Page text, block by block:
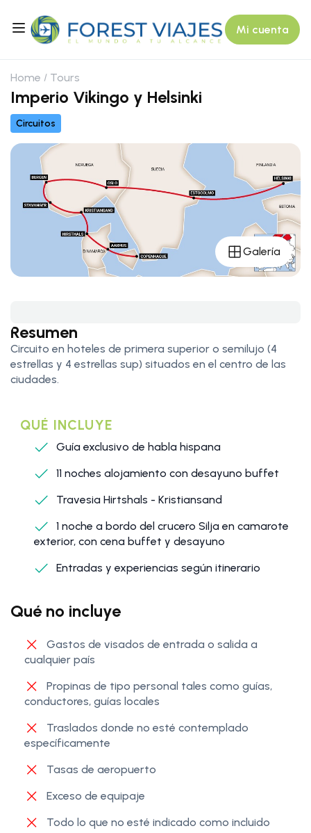
Mi cuenta
Home Tours
Imperio Vikingo y Helsinki
Circuitos
Galería
Resumen
Circuito en hoteles de primera superior o semilujo (4
estrellas y 4 estrellas sup) situados en el centro de las
ciudades.
QUÉ INCLUYE
Guía exclusivo de habla hispana
11 noches alojamiento con desayuno buffet
Travesia Hirtshals - Kristiansand
1 noche a bordo del crucero Silja en camarote
exterior, con cena buffet y desayuno
Entradas y experiencias según itinerario
Qué no incluye
Gastos de visados de entrada o salida a
cualquier país
Propinas de tipo personal tales como guías,
conductores, guías locales
Traslados donde no esté contemplado
específicamente
Tasas de aeropuerto
Exceso de equipaje
Todo lo que no esté indicado como incluido